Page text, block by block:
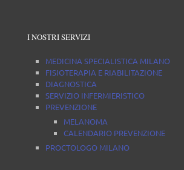
I NOSTRI SERVIZI
MEDICINA SPECIALISTICA MILANO
FISIOTERAPIA E RIABILITAZIONE
DIAGNOSTICA
SERVIZIO INFERMIERISTICO
PREVENZIONE
MELANOMA
CALENDARIO PREVENZIONE
PROCTOLOGO MILANO